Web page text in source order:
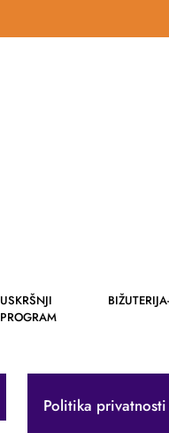
USKRŠNJI
PROGRAM
Politika privatnosti